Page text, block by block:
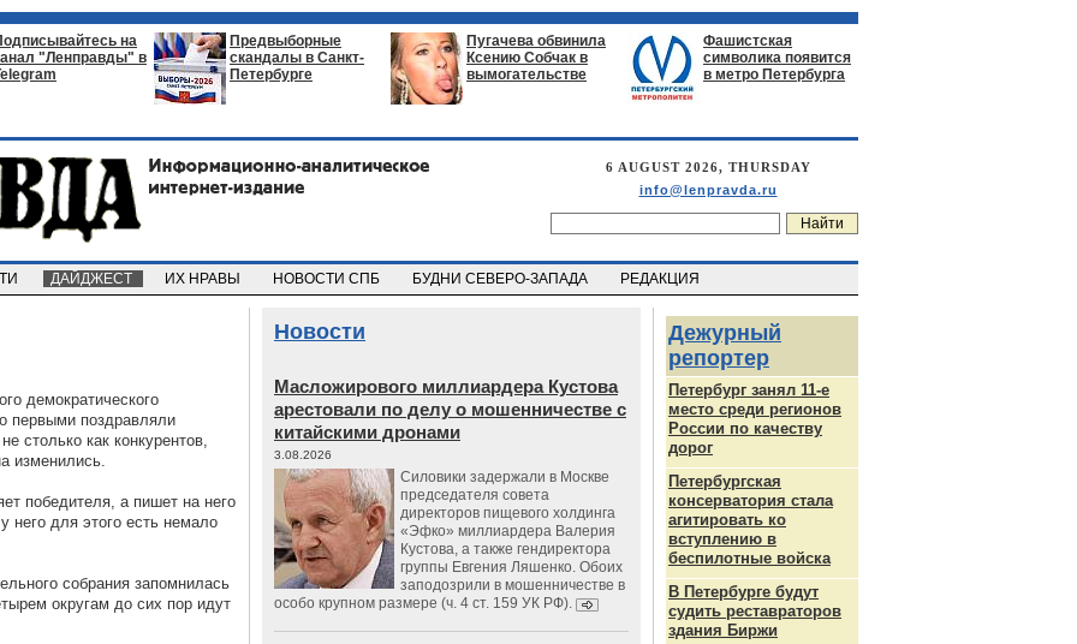
на
"Ленправды" в
Предвыборные
скандалы в Санкт-
Петербурге
Пугачева обвинила
Ксению Собчак в
вымогательстве
Фашистская
символика появится
в метро Петербурга
6 AUGUST 2026, THURSDAY
info@lenpravda.ru
ДАЙДЖЕСТ ИХ НРАВЫ НОВОСТИ СПБ БУДНИ СЕВЕРО-ЗАПАДА РЕДАКЦИЯ
демократического
первыми поздравляли
столько как конкурентов,
изменились.
победителя, а пишет на него
него для этого есть немало
собрания запомнилась
округам до сих пор идут
Новости
Масложирового миллиардера Кустова
арестовали по делу о мошенничестве с
китайскими дронами
3.08.2026
Силовики задержали в Москве
председателя совета
директоров пищевого холдинга
«Эфко» миллиардера Валерия
Кустова, а также гендиректора
группы Евгения Ляшенко. Обоих
заподозрили в мошенничестве в
особо крупном размере (ч. 4 ст. 159 УК РФ).
Дежурный
репортер
Петербург занял 11-е
место среди регионов
России по качеству
дорог
Петербургская
консерватория стала
агитировать ко
вступлению в
беспилотные войска
В Петербурге будут
судить реставраторов
здания Биржи